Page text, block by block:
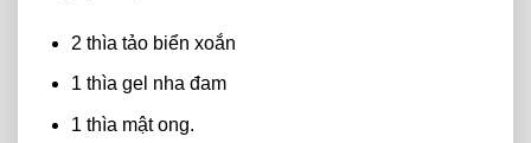
2 thìa tảo biển xoắn
1 thìa gel nha đam
1 thìa mật ong.